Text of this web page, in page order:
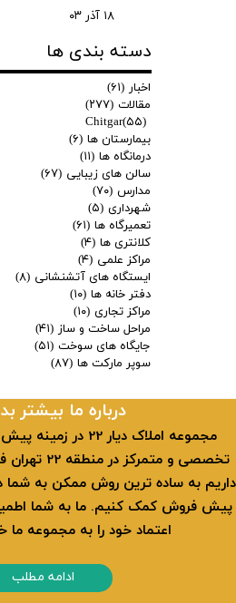
۱۸ آذر ۰۳
دسته بندی ها
اخبار (۶۱)
مقالات (۲۷۷)
Chitgar(۵۵)
بیمارستان ها (۶)
درمانگاه ها (۱۱)
سالن های زیبایی (۶۷)
مدارس (۷۰)
شهرداری (۵)
تعمیرگاه ها (۶۱)
کلانتری ها (۴)
مراکز علمی (۴)
ایستگاه های آتشنشانی (۸)
دفتر خانه ها (۱۰)
مراکز تجاری (۱۰)
مراحل ساخت و ساز (۴۱)
جایگاه های سوخت (۵۱)
سوپر مارکت ها (۸۷)
​​درباره ما بیشتر
مجموعه املاک دیار
تخصصی و
داریم به ساده ترین روش ممکن به شما
پیش فروش کمک کنیم. ما به شما
اعتماد خود را به مجموعه
ادامه مطلب